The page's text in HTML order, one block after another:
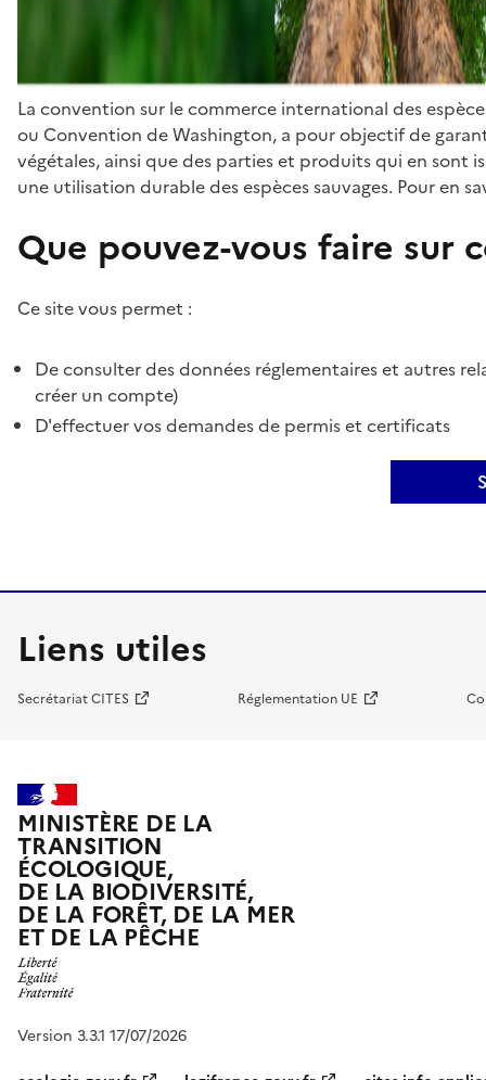
La convention sur le commerce international des
ou Convention de Washington, a pour objectif de
végétales, ainsi que des parties et produits qui en sont
une utilisation durable des espèces sauvages. Pour en
Que pouvez-vous faire sur
Ce site vous permet :
De consulter des données réglementaires et autres
créer un compte)
D'effectuer vos demandes de permis et certificats
Liens utiles
Secrétariat CITES Réglementation UE
MINISTÈRE DE LA
TRANSITION
ÉCOLOGIQUE,
DE LA BIODIVERSITÉ,
DE LA FORÊT, DE LA MER
ET DE LA PÊCHE
Version 3.3.1 17/07/2026